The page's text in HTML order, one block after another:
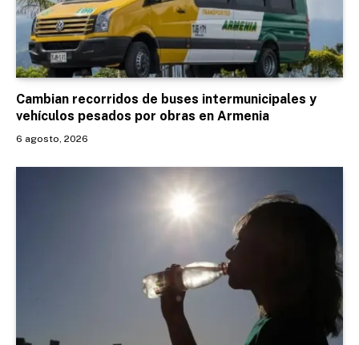
Cambian recorridos de buses intermunicipales y
vehículos pesados por obras en Armenia
6 agosto, 2026